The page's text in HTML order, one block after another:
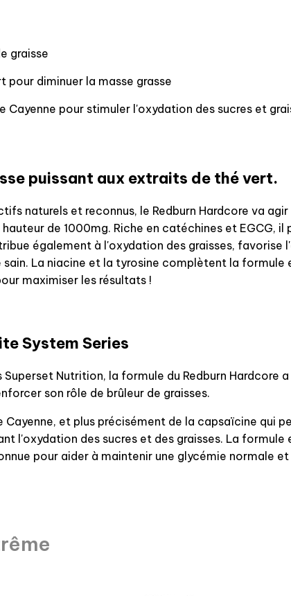
graisse
pour diminuer la masse grasse
Cayenne pour stimuler l'oxydation des sucres et
puissant aux extraits de thé vert.
naturels et reconnus, le Redburn Hardcore va
de 1000mg. Riche en catéchines et EGCG,
également à l'oxydation des graisses, favorise
La niacine et la tyrosine complètent la formule
maximiser les résultats !
System Series
Nutrition, la formule du Redburn Hardcore
son rôle de brûleur de graisses.
Cayenne, et plus précisément de la capsaïcine qui
l'oxydation des sucres et des graisses. La
pour aider à maintenir une glycémie normale